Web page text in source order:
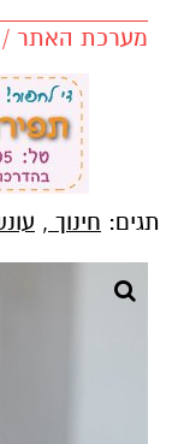
מערכת האתר / 15:56 05.10.25
תגים: חינוך ,